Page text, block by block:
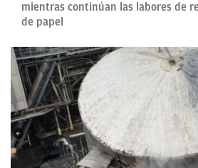
mientras continúan las labores de
de papel